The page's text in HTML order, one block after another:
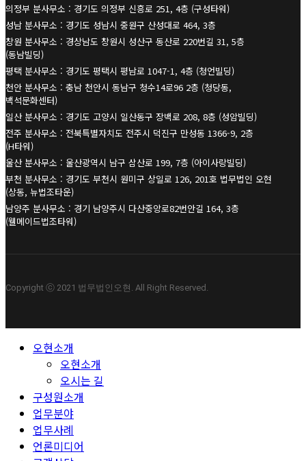
의정부 분사무소 : 경기도 의정부 신흥로 251, 4층 (구성타워)
성남 분사무소 : 경기도 성남시 중원구 산성대로 464, 3층
창원 분사무소 : 경상남도 창원시 성산구 동산로 220번길 31, 5층
(동남빌딩)
평택 분사무소 : 경기도 평택시 평남로 1047-1, 4층 (청언빌딩)
천안 분사무소 : 충남 천안시 동남구 청수14로96 2층 (청당동,
백석문화센터)
일산 분사무소 : 경기도 고양시 일산동구 장백로 208, 8층 (성암빌딩)
전주 분사무소 : 전북특별자치도 전주시 덕진구 만성동 1366-9, 2층
(H타워)
울산 분사무소 : 울산광역시 남구 삼산로 199, 7층 (아이사랑빌딩)
부천 분사무소 : 경기도 부천시 원미구 상일로 126, 201호 법무법인 오현
(상동, 뉴법조타운)
남양주 분사무소 : 경기 남양주시 다산중앙로82번안길 164, 3층
(웰메이드법조타워)
Copyright ⓒ 2021 법무법인오현. All Right Reserved.
Close 오현소개
오현소개
오시는 길
구성원소개
업무분야
업무사례
언론미디어